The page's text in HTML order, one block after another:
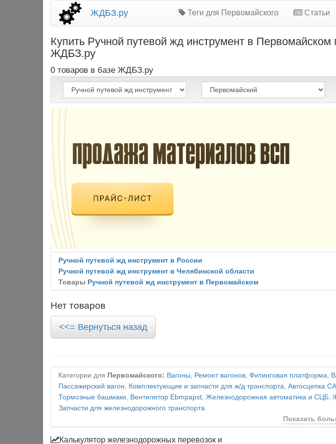
ЖДБЗ.ру Теги для Первомайского Статьи
Купить Ручной путевой жд инструмент в
ЖДБЗ.ру
0 товаров в базе ЖДБЗ.ру
Ручной путевой жд инструмент в России
Ручной путевой жд инструмент в Челябинской области
Товары Ручной путевой жд инструмент в Первомайском
Нет товаров
<<= Вернуться назад
Категории для Первомайского: Вагоны, Ремонт вагонов, Фитинговая платформа,
Пассажирский вагон, Комплектующие и запчасти для ж/д транспорта, Автосцепка
Тормозные башмаки, Вентилятор Ebmpapst, Железнодорожная автоматика и СЦБ,
Запчасти для железнодорожного транспорта
Показать
Калькулятор железнодорожных перевозок и